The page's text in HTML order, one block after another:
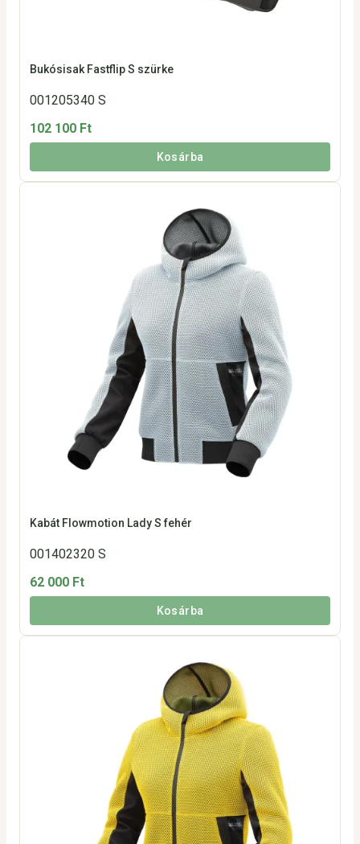
Bukósisak Fastflip S szürke
001205340 S
102 100 Ft
Kosárba
Kabát Flowmotion Lady S fehér
001402320 S
62 000 Ft
Kosárba